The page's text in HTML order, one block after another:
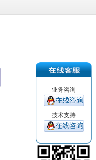
业务咨询
技术支持